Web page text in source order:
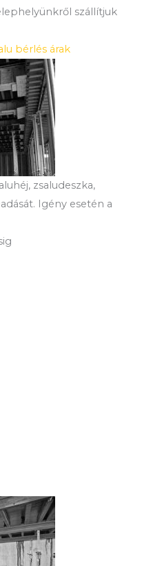
szállítjuk
bérlés árak
zsaludeszka,
Igény esetén a